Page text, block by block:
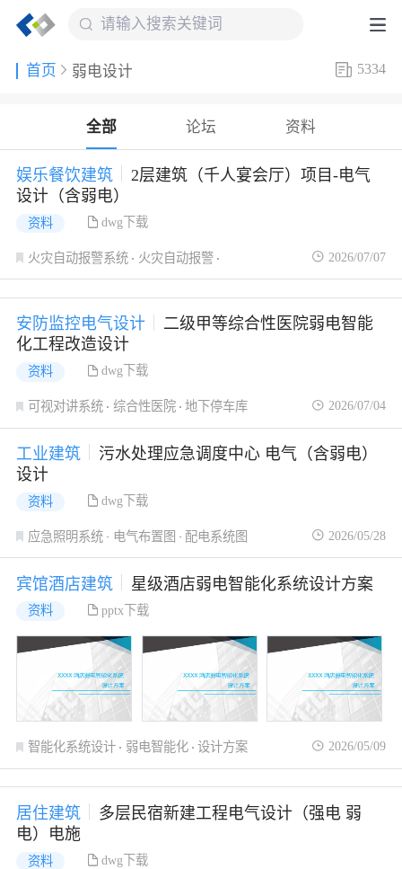
首页 弱电设计 5334
全部 论坛 资料
娱乐餐饮建筑
2层建筑（千人宴会厅）项目-电气
设计（含弱电）
资料 dwg下载
火灾自动报警系统
火灾自动报警
应急照明系统
2026/07/07
安防监控电气设计
二级甲等综合性医院弱电智能
化工程改造设计
资料 dwg下载
可视对讲系统 综合性医院 地下停车库 2026/07/04
工业建筑
污水处理应急调度中心 电气（含弱电）
设计
资料 dwg下载
应急照明系统 电气布置图 配电系统图 2026/05/28
宾馆酒店建筑 星级酒店弱电智能化系统设计方案
资料 pptx下载
智能化系统设计 弱电智能化 设计方案 2026/05/09
居住建筑
多层民宿新建工程电气设计（强电 弱
电）电施
资料 dwg下载